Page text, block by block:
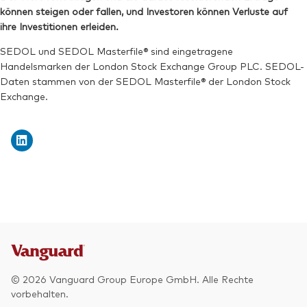
Börsenticker:V3EA
Reuters:V3DAN.MX
SEDOL:BNTBNG1
können steigen oder fallen, und Investoren können Verluste auf
ihre Investitionen erleiden.
SEDOL und SEDOL Masterfile® sind eingetragene
Handelsmarken der London Stock Exchange Group PLC. SEDOL-
Daten stammen von der SEDOL Masterfile® der London Stock
Exchange.
© 2026 Vanguard Group Europe GmbH. Alle Rechte
vorbehalten.